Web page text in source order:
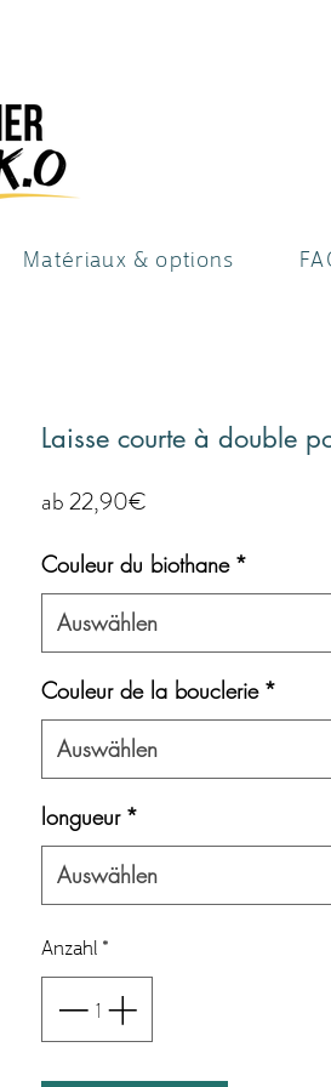
Matériaux & options
Laisse courte à double
ab22,90€
Couleur du biothane *
Auswählen
Couleur de la bouclerie *
Auswählen
longueur *
Auswählen
Anzahl*